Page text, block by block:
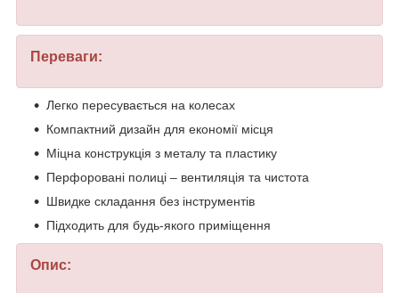
Переваги:
Легко пересувається на колесах
Компактний дизайн для економії місця
Міцна конструкція з металу та пластику
Перфоровані полиці – вентиляція та чистота
Швидке складання без інструментів
Підходить для будь-якого приміщення
Опис: